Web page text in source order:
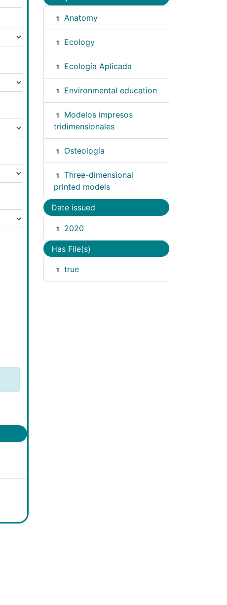
1 Anatomy
1 Ecology
1 Ecología Aplicada
1 Environmental education
1
Modelos impresos
tridimensionales
1 Osteología
1
Three-dimensional
printed models
Date issued
1 2020
Has File(s)
1 true